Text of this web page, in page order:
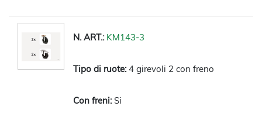
KM143-3
4 girevoli 2 con freno
Si